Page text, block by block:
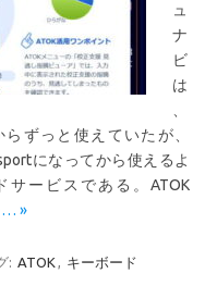
ュ
ナ
ビ
は
ずっと使えていたが、
になってから使えるよ
ービスである。ATOK
… »
: ATOK , キーボード